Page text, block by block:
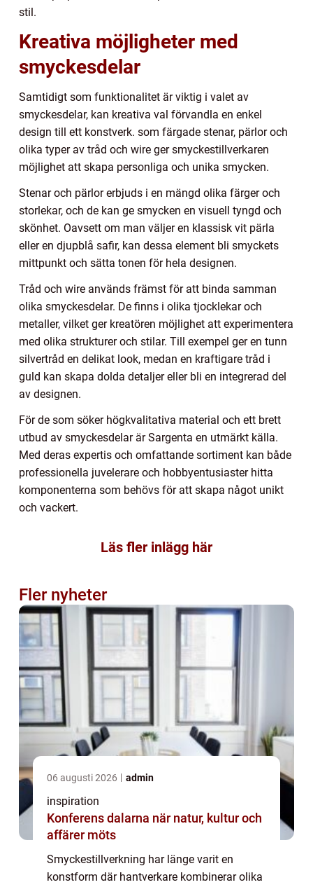
stil.
Kreativa möjligheter med
smyckesdelar
Samtidigt som funktionalitet är viktig i valet av
smyckesdelar, kan kreativa val förvandla en enkel
design till ett konstverk. som färgade stenar, pärlor och
olika typer av tråd och wire ger smyckestillverkaren
möjlighet att skapa personliga och unika smycken.
Stenar och pärlor erbjuds i en mängd olika färger och
storlekar, och de kan ge smycken en visuell tyngd och
skönhet. Oavsett om man väljer en klassisk vit pärla
eller en djupblå safir, kan dessa element bli smyckets
mittpunkt och sätta tonen för hela designen.
Tråd och wire används främst för att binda samman
olika smyckesdelar. De finns i olika tjocklekar och
metaller, vilket ger kreatören möjlighet att experimentera
med olika strukturer och stilar. Till exempel ger en tunn
silvertråd en delikat look, medan en kraftigare tråd i
guld kan skapa dolda detaljer eller bli en integrerad del
av designen.
För de som söker högkvalitativa material och ett brett
utbud av smyckesdelar är Sargenta en utmärkt källa.
Med deras expertis och omfattande sortiment kan både
professionella juvelerare och hobbyentusiaster hitta
komponenterna som behövs för att skapa något unikt
och vackert.
Läs fler inlägg här
Fler nyheter
06 augusti 2026 admin
inspiration
Konferens dalarna när natur, kultur och
affärer möts
Smyckestillverkning har länge varit en
konstform där hantverkare kombinerar olika